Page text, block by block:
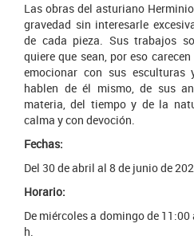
Las obras del asturiano
gravedad sin interesarle
de cada pieza. Sus trabajos
quiere que sean, por eso
emocionar con sus
hablen de él mismo, de sus
materia, del tiempo y de la
calma y con devoción.
Fechas:
Del 30 de abril al 8 de junio de
Horario:
De miércoles a domingo de
h.